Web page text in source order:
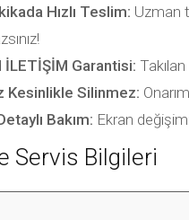
Hızlı Teslim: Uzman
İLETİŞİM Garantisi:
Kesinlikle Silinmez:
Bakım: Ekran
Servis Bilgileri